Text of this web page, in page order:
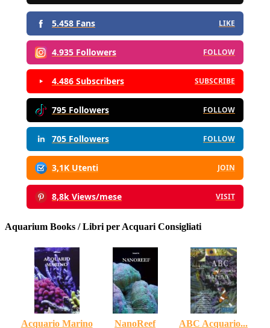
5.458 Fans LIKE
4.935 Followers FOLLOW
4.486 Subscribers SUBSCRIBE
795 Followers FOLLOW
705 Followers FOLLOW
3,1K Utenti JOIN
8,8k Views/mese VISIT
Aquarium Books / Libri per Acquari Consigliati
Acquario Marino NanoReef ABC Acquario...